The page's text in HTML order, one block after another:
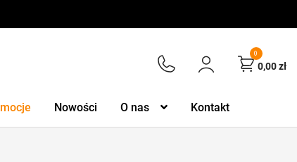
0
0,00zł
Nowości O nas Kontakt